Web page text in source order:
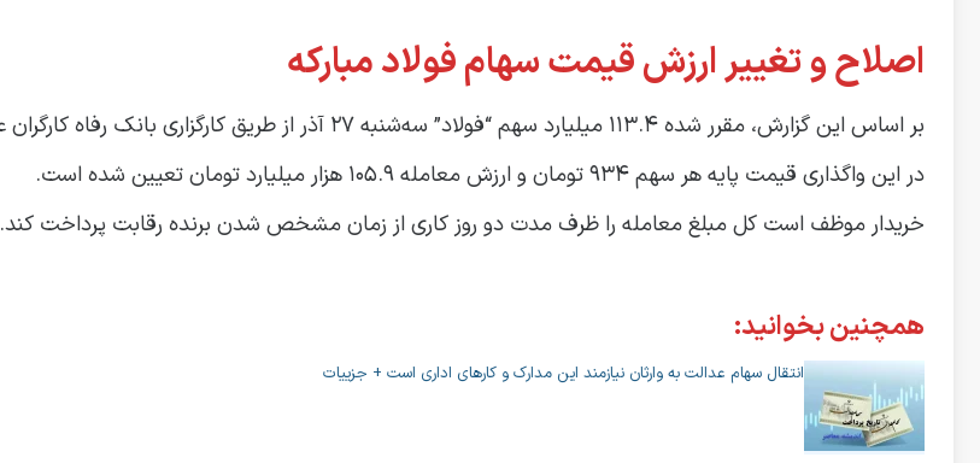
اصلاح و تغییر ارزش قیمت سهام فولاد مبارکه
بر اساس این گزارش، مقرر شده ۱۱۳.۴ میلیارد سهم “فولاد” سه‌شنبه ۲۷ آذر از طریق کارگزاری بانک رفاه کارگران عرضه شود.
در این واگذاری قیمت پایه هر سهم ۹۳۴ تومان و ارزش معامله ۱۰۵.۹ هزار میلیارد تومان تعیین شده است.
خریدار موظف است کل مبلغ معامله را ظرف مدت دو روز کاری از زمان مشخص شدن برنده رقابت پرداخت کند.
همچنین بخوانید:
انتقال سهام عدالت به وارثان نیازمند این مدارک و کارهای اداری است + جزییات